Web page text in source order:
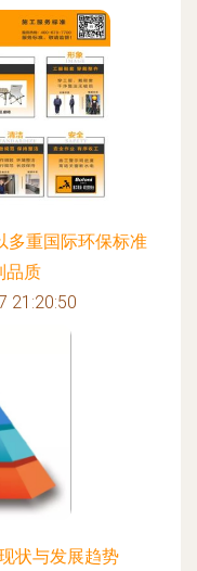
多重国际环保标准
品质
21:20:50
状与发展趋势